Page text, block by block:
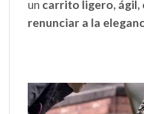
un carrito ligero, ágil,
renunciar a la